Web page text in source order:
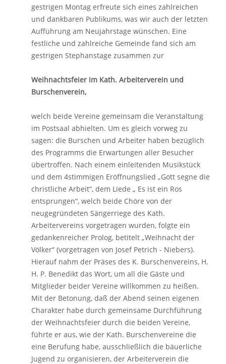
gestrigen Montag erfreute sich eines zahlreichen
und dankbaren Publikums, was wir auch der letzten
Aufführung am Neujahrstage wünschen. Eine
festliche und zahlreiche Gemeinde fand sich am
gestrigen Stephanstage zusammen zur
Weihnachtsfeier im Kath. Arbeiterverein und
Burschenverein,
welch beide Vereine gemeinsam die Veranstaltung
im Postsaal abhielten. Um es gleich vorweg zu
sagen: die Burschen und Arbeiter haben bezüglich
des Programms die Erwartungen aller Besucher
übertroffen. Nach einem einleitenden Musikstück
und dem 4stimmigen Eröffnungslied „Gott segne die
christliche Arbeit“, dem Liede „ Es ist ein Ros
entsprungen“, welch beide Chöre von der
neugegründeten Sängerriege des Kath.
Arbeitervereins vorgetragen wurden, folgte ein
gedankenreicher Prolog, betitelt „Weihnacht der
Völker“ (vorgetragen von Josef Petrich - Niebers).
Hierauf nahm der Präses des K. Burschenvereins, H.
H. P. Benedikt das Wort, um all die Gäste und
Mitglieder beider Vereine willkommen zu heißen.
Mit der Betonung, daß der Abend seinen eigenen
Charakter habe durch gemeinsame Durchführung
der Weihnachtsfeier durch die beiden Vereine,
führte er aus, wie der Kath. Burschenvereine die
eine Berufung habe, ausschließlich die bäuerliche
Jugend zu organisieren, der Arbeiterverein die